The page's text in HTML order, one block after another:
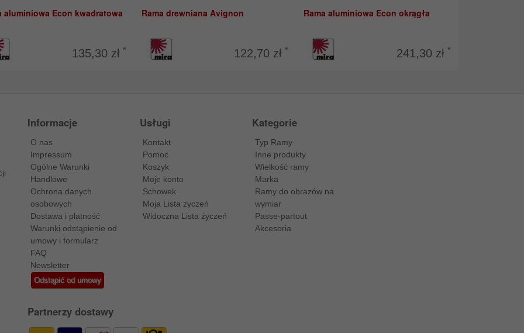
aluminiowa Econ kwadratowa
135,30 zł *
Rama drewniana Avignon
122,70 zł *
Rama aluminiowa Econ okrągła
241,30 zł *
Informacje
O nas
Impressum
Ogólne Warunki
Handlowe
Ochrona danych
osobowych
Dostawa i platność
Warunki odstąpienie od
umowy i formularz
FAQ
Newsletter
Odstąpić od umowy
Usługi
Kontakt
Pomoc
Koszyk
Moje konto
Schowek
Moja Lista życzeń
Widoczna Lista życzeń
Kategorie
Typ Ramy
Inne produkty
Wielkość ramy
Marka
Ramy do obrazów na
wymiar
Passe-partout
Akcesoria
Partnerzy dostawy